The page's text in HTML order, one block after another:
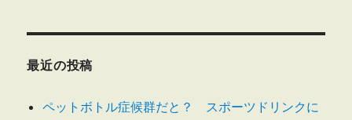
最近の投稿
ペットボトル症候群だと？ スポーツドリンクに